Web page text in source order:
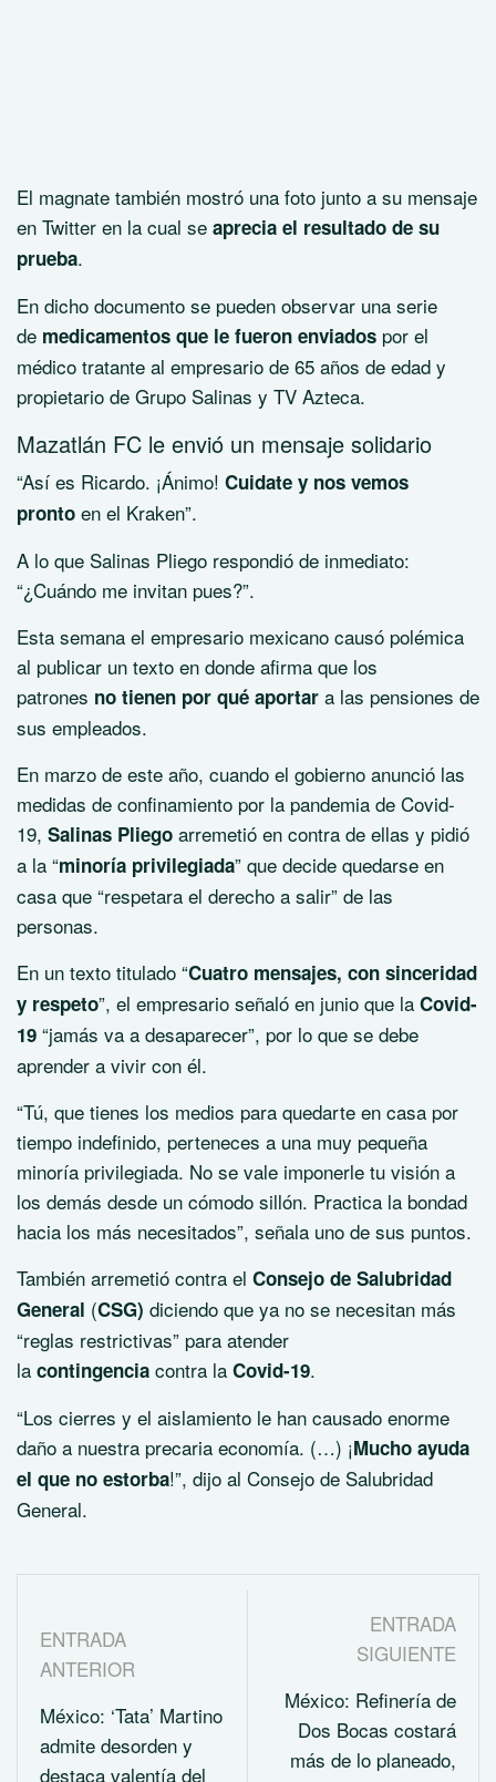
El magnate también mostró una foto junto a su mensaje
en Twitter en la cual se aprecia el resultado de su
prueba.
En dicho documento se pueden observar una serie
de medicamentos que le fueron enviados por el
médico tratante al empresario de 65 años de edad y
propietario de Grupo Salinas y TV Azteca.
Mazatlán FC le envió un mensaje solidario
“Así es Ricardo. ¡Ánimo! Cuidate y nos vemos
pronto en el Kraken”.
A lo que Salinas Pliego respondió de inmediato:
“¿Cuándo me invitan pues?”.
Esta semana el empresario mexicano causó polémica
al publicar un texto en donde afirma que los
patrones no tienen por qué aportar a las pensiones de
sus empleados.
En marzo de este año, cuando el gobierno anunció las
medidas de confinamiento por la pandemia de Covid-
19, Salinas Pliego arremetió en contra de ellas y pidió
a la “minoría privilegiada” que decide quedarse en
casa que “respetara el derecho a salir” de las
personas.
En un texto titulado “Cuatro mensajes, con sinceridad
y respeto”, el empresario señaló en junio que la Covid-
19 “jamás va a desaparecer”, por lo que se debe
aprender a vivir con él.
“Tú, que tienes los medios para quedarte en casa por
tiempo indefinido, perteneces a una muy pequeña
minoría privilegiada. No se vale imponerle tu visión a
los demás desde un cómodo sillón. Practica la bondad
hacia los más necesitados”, señala uno de sus puntos.
También arremetió contra el Consejo de Salubridad
General (CSG) diciendo que ya no se necesitan más
“reglas restrictivas” para atender
la contingencia contra la Covid-19.
“Los cierres y el aislamiento le han causado enorme
daño a nuestra precaria economía. (…) ¡Mucho ayuda
el que no estorba!”, dijo al Consejo de Salubridad
General.
ENTRADA
ANTERIOR
México: ‘Tata’ Martino
admite desorden y
destaca valentía del
ENTRADA
SIGUIENTE
México: Refinería de
Dos Bocas costará
más de lo planeado,